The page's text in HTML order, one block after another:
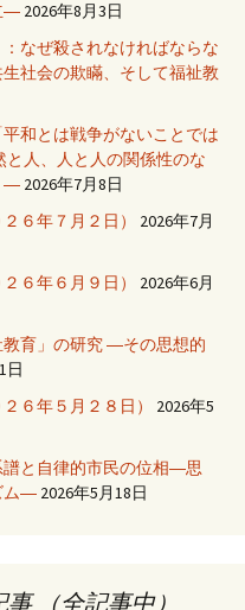
― 2026年8月3日
なぜ殺されなければならな
社会の欺瞞、そして福祉教
和とは戦争がないことでは
人、人と人の関係性のな
― 2026年7月8日
６年７月２日）
2026年7月
６年６月９日）
2026年6月
育」の研究 ―その思想的
日
６年５月２８日）
2026年5
と自律的市民の位相―思
ム― 2026年5月18日
（全記事中）